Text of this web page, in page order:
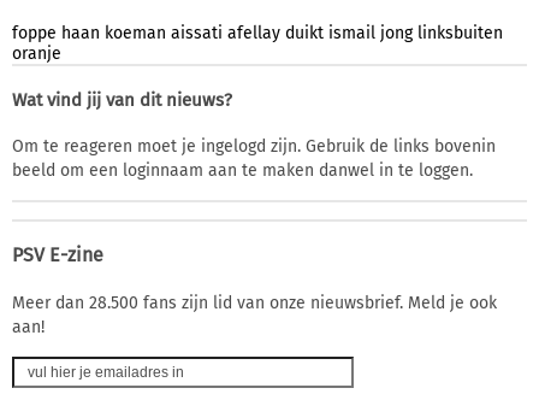
foppe haan koeman aissati afellay duikt ismail jong linksbuiten
oranje
Wat vind jij van dit nieuws?
Om te reageren moet je ingelogd zijn. Gebruik de links bovenin
beeld om een loginnaam aan te maken danwel in te loggen.
PSV E-zine
Meer dan 28.500 fans zijn lid van onze nieuwsbrief. Meld je ook
aan!